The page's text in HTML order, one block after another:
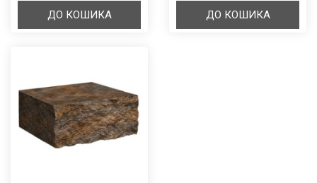
ДО КОШИКА ДО КОШИКА